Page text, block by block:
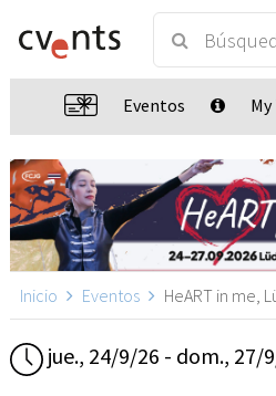
Eventos
Inicio Eventos HeART in me,
jue., 24/9/26 - dom., 27/